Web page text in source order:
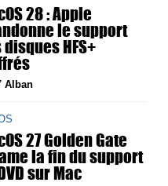
28 : Apple
le support
HFS+
Alban
27 Golden Gate
la fin du support
sur Mac